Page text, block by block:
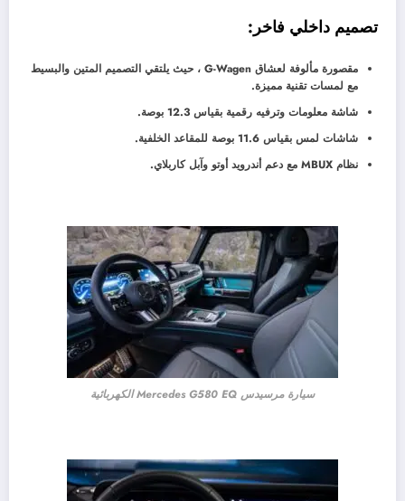
تصميم داخلي فاخر:
مقصورة مألوفة لعشاق G-Wagen ، حيث يلتقي التصميم المتين والبسيط
مع لمسات تقنية مميزة.
شاشة معلومات وترفيه رقمية بقياس 12.3 بوصة.
شاشات لمس بقياس 11.6 بوصة للمقاعد الخلفية.
نظام MBUX مع دعم أندرويد أوتو وآبل كاربلاي.
سيارة مرسيدس Mercedes G580 EQ الكهربائية